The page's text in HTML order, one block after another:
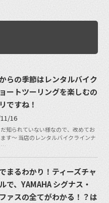
らの季節はレンタルバイク
ートツーリングを楽しむの
ですね！
16
知られていない様なので、改めてお
す〜 当店のレンタルバイクラインナ
…
まるわかり！ティーズチャ
で、YAMAHA シグナス・
ァスの全てがわかる！？は